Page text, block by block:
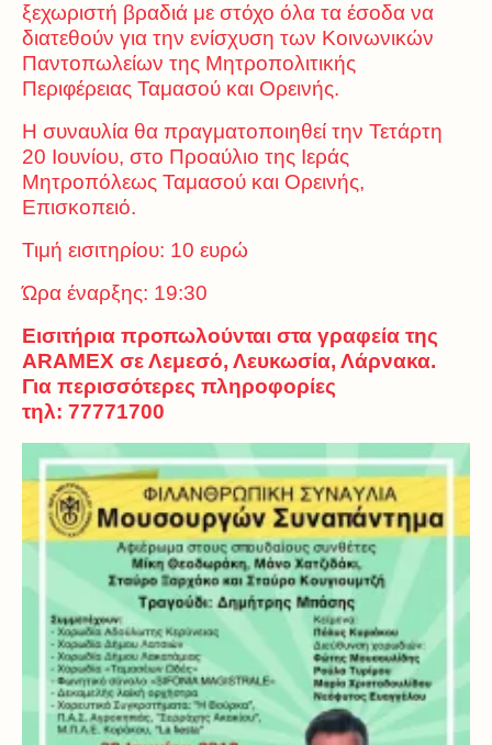
ξεχωριστή βραδιά με στόχο όλα τα έσοδα να
διατεθούν για την ενίσχυση των Κοινωνικών
Παντοπωλείων της Μητροπολιτικής
Περιφέρειας Ταμασού και Ορεινής.
Η συναυλία θα πραγματοποιηθεί την Τετάρτη
20 Ιουνίου, στο Προαύλιο της Ιεράς
Μητροπόλεως Ταμασού και Ορεινής,
Επισκοπειό.
Τιμή εισιτηρίου: 10 ευρώ
Ώρα έναρξης: 19:30
Εισιτήρια προπωλούνται στα γραφεία της
ARAMEX σε Λεμεσό, Λευκωσία, Λάρνακα.
Για περισσότερες πληροφορίες
τηλ: 77771700